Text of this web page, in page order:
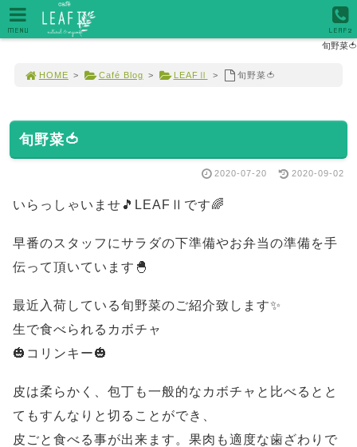
旬野菜🍅
HOME > Café Blog > LEAFⅡ > 旬野菜🍅
旬野菜🍅
2020-07-20 2020-09-02
いらっしゃいませ🎵LEAFⅡです🌈
早番のスタッフにサラダの下準備やお弁当の準備を手
伝って頂いています🐣
最近入荷している旬野菜のご紹介致します✨
生で食べられるカボチャ
🎃コリンキー🎃
皮は柔らかく、包丁も一般的なカボチャと比べるとと
てもすんなりと切ることができ、
皮ごと食べる事が出来ます。果肉も適度な歯ざわりで
MENU LEAF2